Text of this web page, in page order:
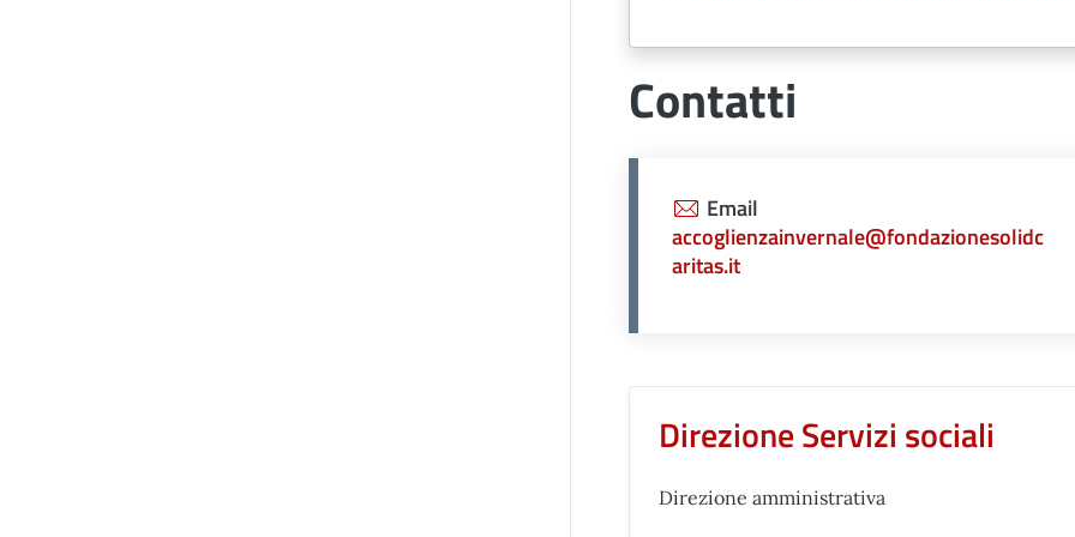
Contatti
Email
accoglienzainvernale@fondazionesolidc
aritas.it
Unità organizzativa
Direzione Servizi sociali
Direzione amministrativa